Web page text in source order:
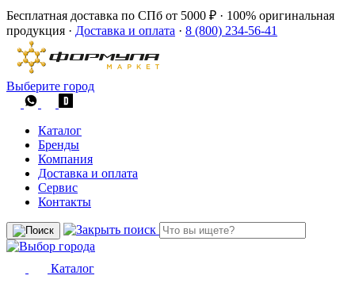
Бесплатная доставка по СПб от 5000 ₽ · 100% оригинальная
продукция · Доставка и оплата · 8 (800) 234-56-41
Выберите город
Каталог
Бренды
Компания
Доставка и оплата
Сервис
Контакты
Каталог